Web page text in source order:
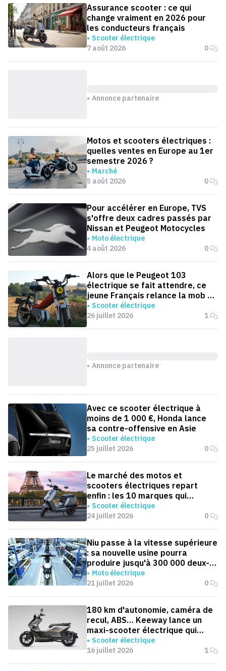
Assurance scooter : ce qui
change vraiment en 2026 pour
les conducteurs français
Scooter électrique
7 août 2026
0
Annonce partenaire
Motos et scooters électriques :
quelles ventes en Europe au 1er
semestre 2026 ?
Marché
5 août 2026
0
Pour accélérer en Europe, TVS
s'offre deux cadres passés par
Nissan et Peugeot Motocycles
Moto électrique
4 août 2026
0
Alors que le Peugeot 103
électrique se fait attendre, ce
jeune Français relance la mob en
version électrique
Scooter électrique
26 juillet 2026
1
Annonce partenaire
Avec ce scooter électrique à
moins de 1 000 €, Honda lance
sa contre-offensive en Asie
Scooter électrique
25 juillet 2026
0
Le marché des motos et
scooters électriques repart
enfin : les 10 marques qui
dominent la France
Scooter électrique
24 juillet 2026
0
Niu passe à la vitesse supérieure
: sa nouvelle usine pourra
produire jusqu'à 300 000 deux-
roues électriques par an
Moto électrique
21 juillet 2026
0
180 km d'autonomie, caméra de
recul, ABS… Keeway lance un
maxi-scooter électrique qui
défie le BMW CE 04
Scooter électrique
16 juillet 2026
1